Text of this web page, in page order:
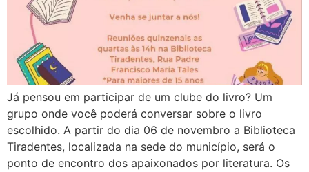
Já pensou em participar de um clube do livro? Um
grupo onde você poderá conversar sobre o livro
escolhido. A partir do dia 06 de novembro a Biblioteca
Tiradentes, localizada na sede do município, será o
ponto de encontro dos apaixonados por literatura. Os